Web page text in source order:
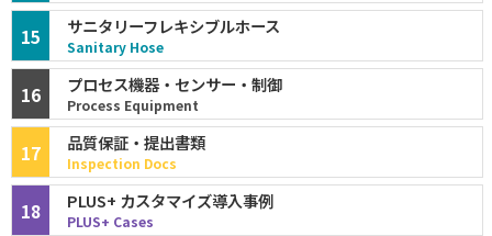
サニタリーフレキシブルホース
Sanitary Hose
15
プロセス機器・センサー・制御
Process Equipment
16
品質保証・提出書類
Inspection Docs
17
PLUS+ カスタマイズ導入事例
PLUS+ Cases
18